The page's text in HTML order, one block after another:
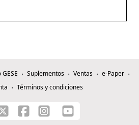
Suplementos Ventas
e-Paper
Términos y condiciones